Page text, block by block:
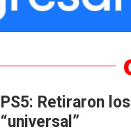
PS5: Retiraron
“universal”